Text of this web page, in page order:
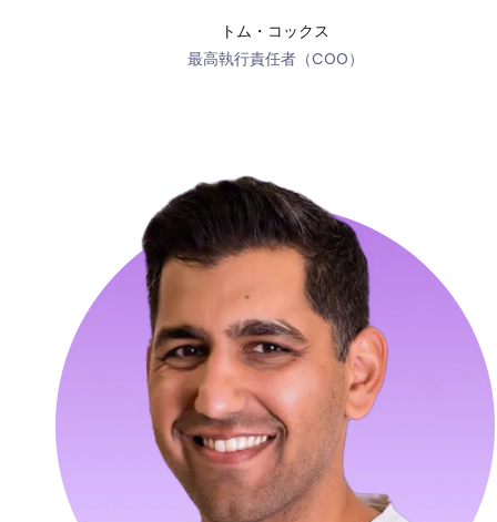
トム・コックス
最高執行責任者（COO）